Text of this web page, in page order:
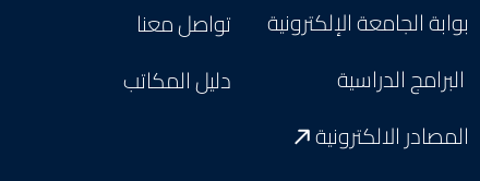
بوابة الجامعة الإلكترونية
البرامج الدراسية
المصادر الالكترونية
تواصل معنا
دليل المكاتب